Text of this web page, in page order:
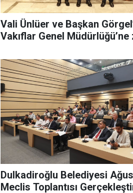
Vali Ünlüer ve Başkan
Vakıflar Genel
Dulkadiroğlu Belediyesi
Meclis Toplantısı